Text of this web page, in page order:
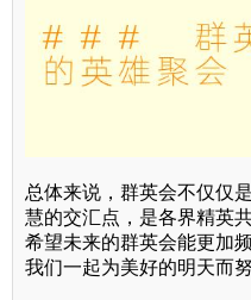
总体来说，群英会不仅仅
慧的交汇点，是各界精英
希望未来的群英会能更加
我们一起为美好的明天而努